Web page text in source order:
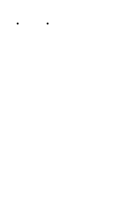
COOKIES